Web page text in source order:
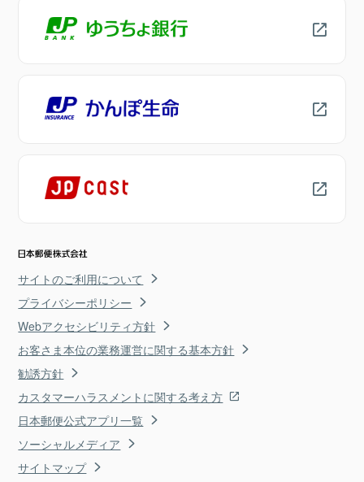
サイトのご利用について
プライバシーポリシー
Webアクセシビリティ方針
お客さま本位の業務運営に関する基本方針
勧誘方針
カスタマーハラスメントに関する考え方
日本郵便公式アプリ一覧
ソーシャルメディア
サイトマップ